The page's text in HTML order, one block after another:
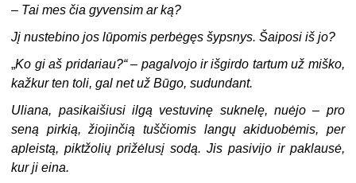
– Tai mes čia gyvensim ar ką?
Jį nustebino jos lūpomis perbėgęs šypsnys. Šaiposi iš jo?
„Ko gi aš pridariau?“ – pagalvojo ir išgirdo tartum už miško,
kažkur ten toli, gal net už Būgo, sudundant.
Uliana, pasikaišiusi ilgą vestuvinę suknelę, nuėjo – pro
seną pirkią, žiojinčią tuščiomis langų akiduobėmis, per
apleistą, piktžolių prižėlusį sodą. Jis pasivijo ir paklausė,
kur ji eina.